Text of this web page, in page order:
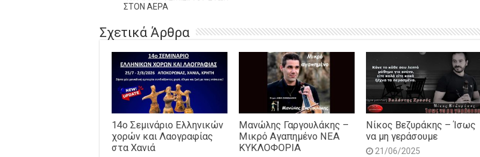
ΣΤΟΝ ΑΕΡΑ
Σχετικά Άρθρα
14o Σεμινάριο Ελληνικών
χορών και Λαογραφίας
στα Χανιά
Μανώλης Γαργουλάκης –
Μικρό Αγαπημένο NEΑ
ΚΥΚΛΟΦΟΡΙΑ
Νίκος Βεζυράκης – Ίσως
να μη γεράσουμε
21/06/2025